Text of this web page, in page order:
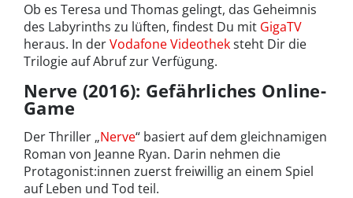
Ob es Teresa und Thomas gelingt, das Geheimnis
des Labyrinths zu lüften, findest Du mit GigaTV
heraus. In derVodafone Videotheksteht Dir die
Trilogie auf Abruf zur Verfügung.
Nerve (2016): Gefährliches Online-
Game
Der Thriller „Nerve“ basiert auf dem gleichnamigen
Roman von Jeanne Ryan. Darin nehmen die
Protagonist:innen zuerst freiwillig an einem Spiel
auf Leben und Tod teil.